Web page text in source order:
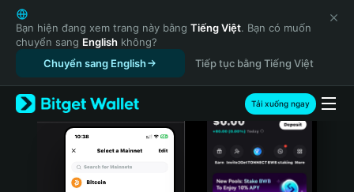
English
日本語
Tiếng Việt
Русский
Español (Latinoamérica)
Türkçe
Italiano
Bạn hiện đang xem trang này bằng Tiếng Việt. Bạn có muốn
chuyển sang English không?
Chuyển sang English
Tiếp tục bằng Tiếng Việt
Tải xuống ngay